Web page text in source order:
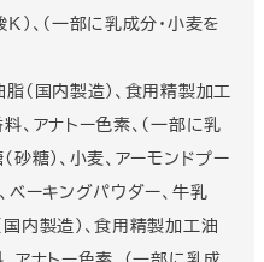
）、（一部に乳成分・小麦を
脂(国内製造)、食用精製加工
、アナトー色素、(一部に乳
砂糖)、小麦、アーモンドプー
ベーキングパウダー、牛乳
内製造)、食用精製加工油